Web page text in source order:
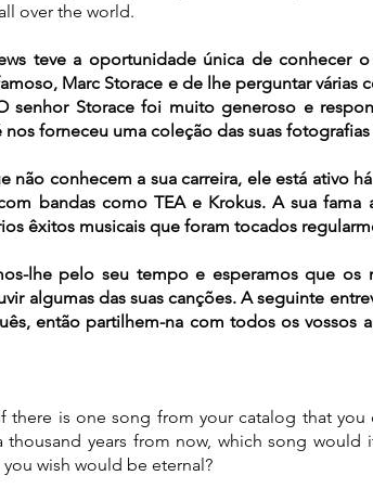
over the world.
teve a oportunidade única de conhecer
Marc Storace e de lhe perguntar várias
senhor Storace foi muitogeneroso e
nos forneceu uma coleção das suas fotografias
não conhecem a sua carreira, ele está ativo
bandas como TEA e Krokus. A sua
êxitos musicais que foram tocados
lhe pelo seu tempo e esperamos que os
algumas das suas canções. A seguinte
então partilhem-na com todos os vossos
there is one song from your catalog that you
years from now, which song would
wish would be eternal?